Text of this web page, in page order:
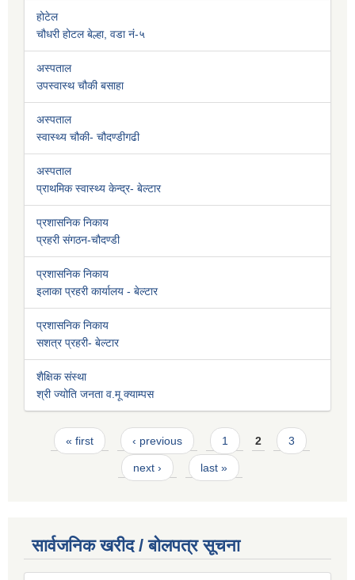
होटेल
चौधरी होटल बेल्हा, वडा नं-५
अस्पताल
उपस्वास्थ चौकी बसाहा
अस्पताल
स्वास्थ्य चौकी- चौदण्डीगढी
अस्पताल
प्राथमिक स्वास्थ्य केन्द्र- बेल्टार
प्रशासनिक निकाय
प्रहरी संगठन-चौदण्डी
प्रशासनिक निकाय
इलाका प्रहरी कार्यालय - बेल्टार
प्रशासनिक निकाय
सशत्र प्रहरी- बेल्टार
शैक्षिक संस्था
श्री ज्योति जनता व.मू क्याम्पस
Pages
« first ‹ previous 1 2 3
next › last »
सार्वजनिक खरीद / बोलपत्र सूचना